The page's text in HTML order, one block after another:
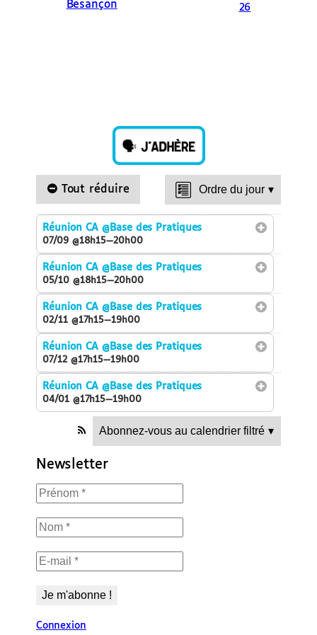
Besançon
26
Tout réduire Ordre du jour ▾
Réunion CA@Base des Pratiques
07/09 @18h15—20h00
Réunion CA@Base des Pratiques
05/10 @18h15—20h00
Réunion CA@Base des Pratiques
02/11 @17h15—19h00
Réunion CA@Base des Pratiques
07/12 @17h15—19h00
Réunion CA@Base des Pratiques
04/01 @17h15—19h00
Abonnez-vous au calendrier filtré ▾
Newsletter
Connexion